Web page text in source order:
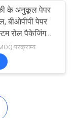
के अनुकूल पेपर
बीओपीपी पेपर
रोल पैकेजिंग